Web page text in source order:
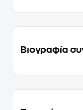
Βιογραφία